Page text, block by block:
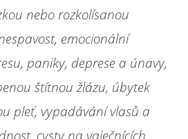
nebo rozkolísanou
emocionální
paniky, deprese a únavy,
štítnou žlázu, úbytek
pleť, vypadávání vlasů a
cysty na vaječnících